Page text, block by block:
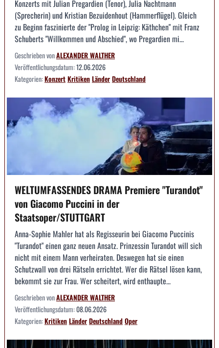
Konzerts mit Julian Pregardien (Tenor), Julia Nachtmann
(Sprecherin) und Kristian Bezuidenhout (Hammerflügel). Gleich
zu Beginn faszinierte der "Prolog in Leipzig: Käthchen" mit Franz
Schuberts "Willkommen und Abschied", wo Pregardien mi...
Geschrieben vonALEXANDER WALTHER
Veröffentlichungsdatum:12.06.2026
Kategorien:KonzertKritikenLänderDeutschland
WELTUMFASSENDES DRAMA Premiere "Turandot"
von Giacomo Puccini in der
Staatsoper/STUTTGART
Anna-Sophie Mahler hat als Regisseurin bei Giacomo Puccinis
"Turandot" einen ganz neuen Ansatz. Prinzessin Turandot will sich
nicht mit einem Mann verheiraten. Deswegen hat sie einen
Schutzwall von drei Rätseln errichtet. Wer die Rätsel lösen kann,
bekommt sie zur Frau. Wer scheitert, wird enthaupte...
Geschrieben vonALEXANDER WALTHER
Veröffentlichungsdatum:08.06.2026
Kategorien:KritikenLänderDeutschlandOper